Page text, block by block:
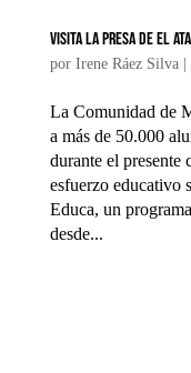
Visita la presa de El
por Irene Ráez Silva|
La Comunidad de
a más de 50.000
durante el presente
esfuerzo educativo
Educa, un
desde...